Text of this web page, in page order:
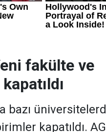
fakülte ve
bazı
kapatıldı.